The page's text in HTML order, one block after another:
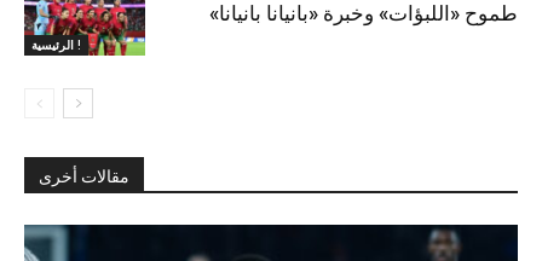
الرئيسية !
طموح «اللبؤات» وخبرة «بانيانا بانيانا»
مقالات أخرى